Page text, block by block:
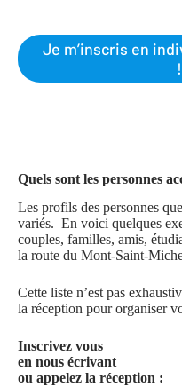
Je m’inscris en
!
Quels sont les personnes
Les profils des personnes
variés. En voici quelques
couples, familles, amis,
la route du Mont-Saint-
Cette liste n’est pas
la réception pour organiser
Inscrivez vous
en nous écrivant
ou appelez la réception :